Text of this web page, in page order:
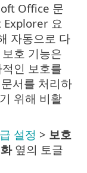
Office 문
Explorer 요
자동으로 다
호 기능은
인 보호를
서를 처리하
위해 비활
설정 > 보호
옆의 토글